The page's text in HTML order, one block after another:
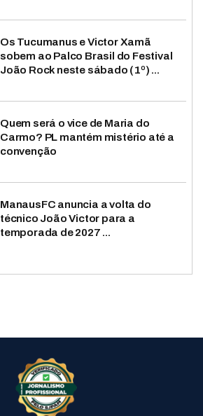
Os Tucumanus e Victor Xamã
sobem ao Palco Brasil do Festival
João Rock neste sábado (1º) ...
Quem será o vice de Maria do
Carmo? PL mantém mistério até a
convenção
ManausFC anuncia a volta do
técnico João Victor para a
temporada de 2027 ...